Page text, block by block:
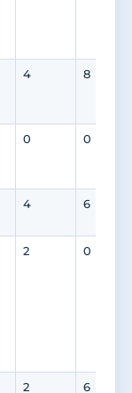
4 8
0 0
4 6
2 0
2 6